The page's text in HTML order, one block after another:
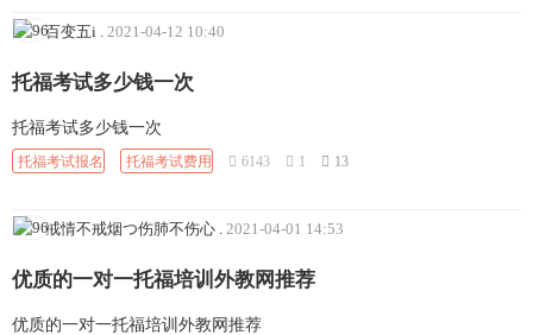
百变五i 2021-04-12 10:40
托福考试多少钱一次
托福考试多少钱一次
托福考试报名 托福考试费用 6143 1 13
戒情不戒烟つ伤肺不伤心 2021-04-01 14:53
优质的一对一托福培训外教网推荐
优质的一对一托福培训外教网推荐